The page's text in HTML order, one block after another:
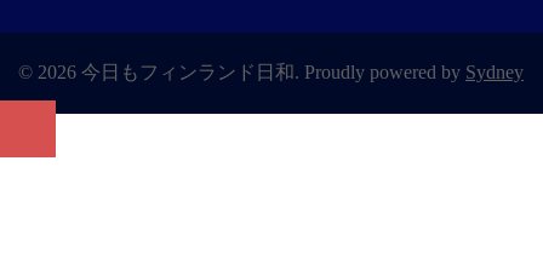
© 2026 今日もフィンランド日和. Proudly powered by Sydney